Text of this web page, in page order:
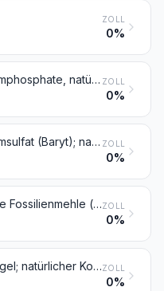
ZOLL
0%
Natürliche Calciumphosphate, natürliche Aluminiumcalciumphosphate und Phosphatkreiden ZOLL
0%
Natürliches Bariumsulfat (Baryt); natürliches Bariumcarbonat (Witherit), auch gebrannt, ausgenommen Bariumoxid der Position 2816 ZOLL
0%
Kieselsäurehaltige Fossilienmehle (z. B. Kieselgur, Tripel und Diatomit) und ähnliche kieselsäurehaltige Erden, auch gebrannt, mit einem Schüttgewicht von 1 oder wenigerZOLL
0%
Bimsstein; Schmirgel; natürlicher Korund, natürlicher Granat und andere natürliche Schleifmittel, auch wärmebehandeltZOLL
0%